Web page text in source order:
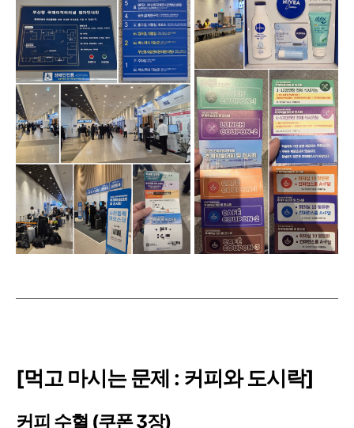
[먹고 마시는 문제 : 커피와 도시락]
커피 수혈 (쿠폰 3장)